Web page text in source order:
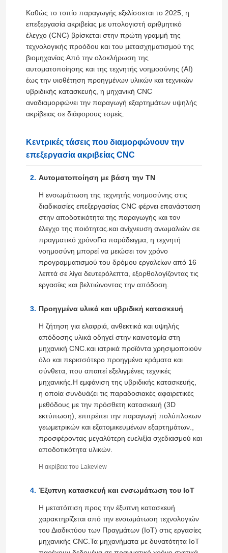
Καθώς το τοπίο παραγωγής εξελίσσεται το 2025, η
επεξεργασία ακριβείας με υπολογιστή αριθμητικό
έλεγχο (CNC) βρίσκεται στην πρώτη γραμμή της
τεχνολογικής προόδου και του μετασχηματισμού της
βιομηχανίας.Από την ολοκλήρωση της
αυτοματοποίησης και της τεχνητής νοημοσύνης (AI)
έως την υιοθέτηση προηγμένων υλικών και τεχνικών
υβριδικής κατασκευής, η μηχανική CNC
αναδιαμορφώνει την παραγωγή εξαρτημάτων υψηλής
ακρίβειας σε διάφορους τομείς.
Κεντρικές τάσεις που διαμορφώνουν την
επεξεργασία ακριβείας CNC
Αυτοματοποίηση με βάση την ΤΝ
Η ενσωμάτωση της τεχνητής νοημοσύνης στις
διαδικασίες επεξεργασίας CNC φέρνει επανάσταση
στην αποδοτικότητα της παραγωγής και τον
έλεγχο της ποιότητας.και ανίχνευση ανωμαλιών σε
πραγματικό χρόνοΓια παράδειγμα, η τεχνητή
νοημοσύνη μπορεί να μειώσει τον χρόνο
προγραμματισμού του δρόμου εργαλείων από 16
λεπτά σε λίγα δευτερόλεπτα, εξορθολογίζοντας τις
εργασίες και βελτιώνοντας την απόδοση.
Προηγμένα υλικά και υβριδική κατασκευή
Η ζήτηση για ελαφριά, ανθεκτικά και υψηλής
απόδοσης υλικά οδηγεί στην καινοτομία στη
μηχανική CNC.και ιατρικά προϊόντα χρησιμοποιούν
όλο και περισσότερο προηγμένα κράματα και
σύνθετα, που απαιτεί εξελιγμένες τεχνικές
μηχανικής.Η εμφάνιση της υβριδικής κατασκευής,
η οποία συνδυάζει τις παραδοσιακές αφαιρετικές
μεθόδους με την πρόσθετη κατασκευή (3D
εκτύπωση), επιτρέπει την παραγωγή πολύπλοκων
γεωμετρικών και εξατομικευμένων εξαρτημάτων.,
προσφέροντας μεγαλύτερη ευελιξία σχεδιασμού και
αποδοτικότητα υλικών.
Η ακρίβεια του Lakeview
Έξυπνη κατασκευή και ενσωμάτωση του IoT
Η μετατόπιση προς την έξυπνη κατασκευή
χαρακτηρίζεται από την ενσωμάτωση τεχνολογιών
του Διαδικτύου των Πραγμάτων (IoT) στις εργασίες
μηχανικής CNC.Τα μηχανήματα με δυνατότητα IoT